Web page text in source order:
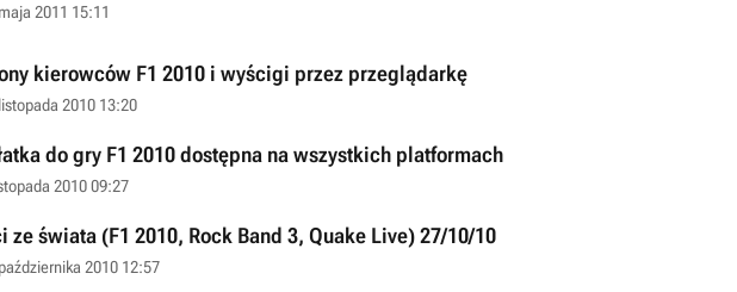
2011 15:11
kierowców F1 2010 i wyścigi przez przeglądarkę
2010 13:20
do gry F1 2010 dostępna na wszystkich platformach
2010 09:27
ze świata (F1 2010, Rock Band 3, Quake Live) 27/10/10
2010 12:57